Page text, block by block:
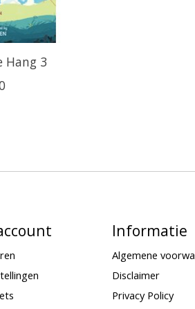
Hang 3
Informatie
Algemene
Disclaimer
Privacy Policy